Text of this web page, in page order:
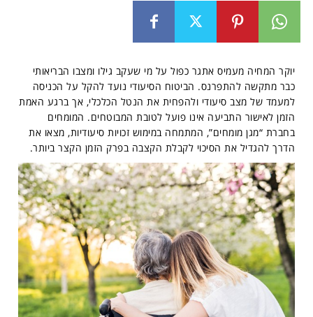
יוקר המחיה מעמיס אתגר כפול על מי שעקב גילו ומצבו הבריאותי
כבר מתקשה להתפרנס. הביטוח הסיעודי נועד להקל על הכניסה
למעמד של מצב סיעודי ולהפחית את הנטל הכלכלי, אך ברגע האמת
הזמן לאישור התביעה אינו פועל לטובת המבוטחים. המומחים
בחברת “מגן מומחים”, המתמחה במימוש זכויות סיעודיות, מצאו את
הדרך להגדיל את הסיכוי לקבלת הקצבה בפרק הזמן הקצר ביותר.